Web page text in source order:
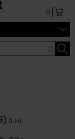
0
(EN)